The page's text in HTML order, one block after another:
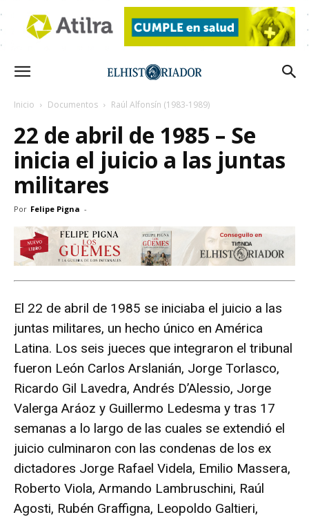
Inicio Documentos Raúl Alfonsín (1983-1989)
22 de abril de 1985 – Se
inicia el juicio a las juntas
militares
Por Felipe Pigna -
El 22 de abril de 1985 se iniciaba el juicio a las
juntas militares, un hecho único en América
Latina. Los seis jueces que integraron el tribunal
fueron León Carlos Arslanián, Jorge Torlasco,
Ricardo Gil Lavedra, Andrés D’Alessio, Jorge
Valerga Aráoz y Guillermo Ledesma y tras 17
semanas a lo largo de las cuales se extendió el
juicio culminaron con las condenas de los ex
dictadores Jorge Rafael Videla, Emilio Massera,
Roberto Viola, Armando Lambruschini, Raúl
Agosti, Rubén Graffigna, Leopoldo Galtieri,